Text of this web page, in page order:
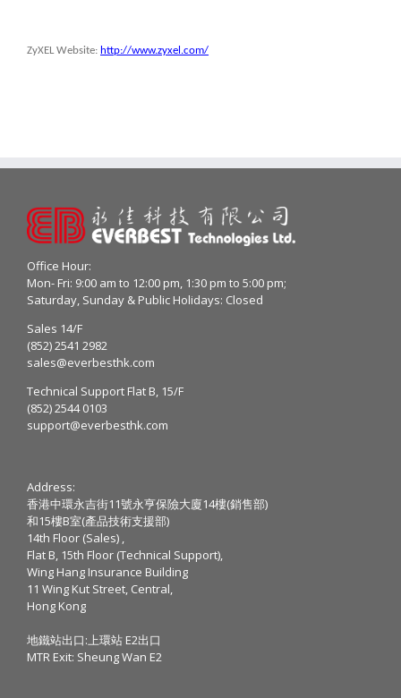
ZyXEL Website: http://www.zyxel.com/
Office Hour:
Mon- Fri: 9:00 am to 12:00 pm, 1:30 pm to 5:00 pm;
Saturday, Sunday & Public Holidays: Closed
Sales 14/F
(852) 2541 2982
sales@everbesthk.com
Technical Support Flat B, 15/F
(852) 2544 0103
support@everbesthk.com
Address:
香港中環永吉街11號永亨保險大廈14樓(銷售部)
和15樓B室(產品技術支援部)
14th Floor (Sales) ,
Flat B, 15th Floor (Technical Support),
Wing Hang Insurance Building
11 Wing Kut Street, Central,
Hong Kong
地鐵站出口:上環站 E2出口
MTR Exit: Sheung Wan E2